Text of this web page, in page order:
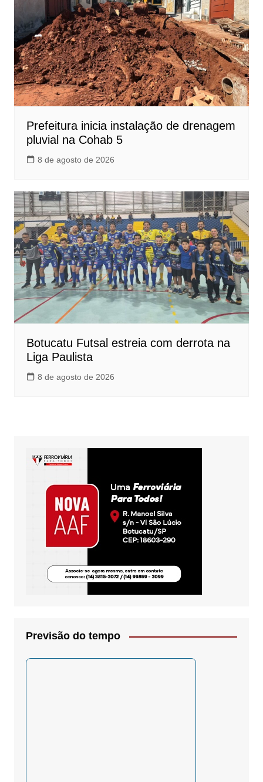
Prefeitura inicia instalação de drenagem
pluvial na Cohab 5
8 de agosto de 2026
Botucatu Futsal estreia com derrota na
Liga Paulista
8 de agosto de 2026
Previsão do tempo